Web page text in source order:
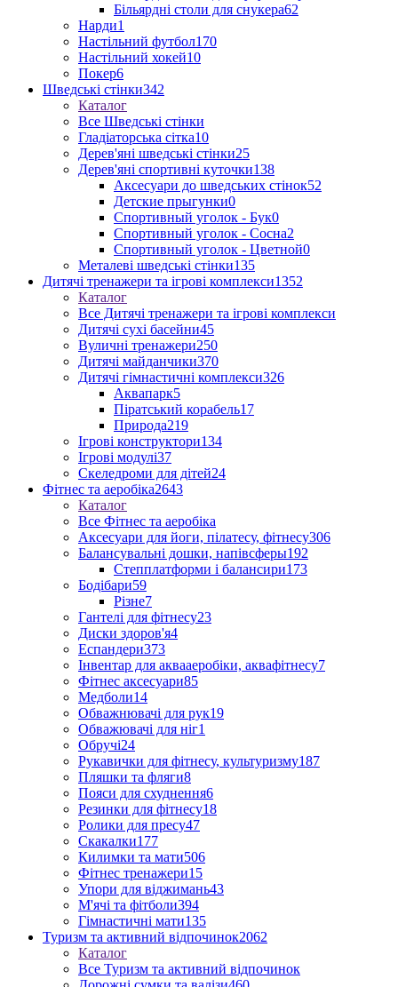
Більярдні столи для снукера62
Нарди1
Настільний футбол170
Настільний хокей10
Покер6
Шведські стінки342
Каталог
Все Шведські стінки
Гладіаторська сітка10
Дерев'яні шведські стінки25
Дерев'яні спортивні куточки138
Аксесуари до шведських стінок52
Детские прыгунки0
Спортивный уголок - Бук0
Спортивный уголок - Сосна2
Спортивный уголок - Цветной0
Металеві шведські стінки135
Дитячі тренажери та ігрові комплекси1352
Каталог
Все Дитячі тренажери та ігрові комплекси
Дитячі сухі басейни45
Вуличні тренажери250
Дитячі майданчики370
Дитячі гімнастичні комплекси326
Аквапарк5
Піратський корабель17
Природа219
Ігрові конструктори134
Ігрові модулі37
Скеледроми для дітей24
Фітнес та аеробіка2643
Каталог
Все Фітнес та аеробіка
Аксесуари для йоги, пілатесу, фітнесу306
Балансувальні дошки, напівсферы192
Степплатформи і балансири173
Бодібари59
Різне7
Гантелі для фітнесу23
Диски здоров'я4
Еспандери373
Інвентар для аквааеробіки, аквафітнесу7
Фітнес аксесуари85
Медболи14
Обважнювачі для рук19
Обважювачі для ніг1
Обручі24
Рукавички для фітнесу, культуризму187
Пляшки та фляги8
Пояси для схуднення6
Резинки для фітнесу18
Ролики для пресу47
Скакалки177
Килимки та мати506
Фітнес тренажери15
Упори для віджимань43
М'ячі та фітболи394
Гімнастичні мати135
Туризм та активний відпочинок2062
Каталог
Все Туризм та активний відпочинок